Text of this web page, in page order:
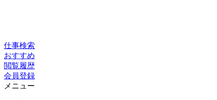
仕事検索
おすすめ
閲覧履歴
会員登録
メニュー